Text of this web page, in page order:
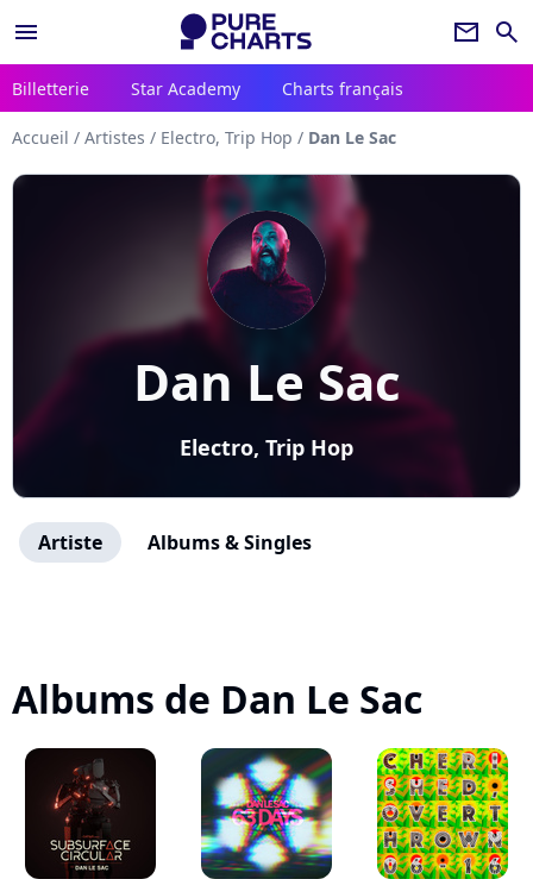
menu newsletter search
Billetterie Star Academy Charts français
Accueil / Artistes / Electro, Trip Hop / Dan Le Sac
Dan Le Sac
Electro, Trip Hop
Artiste Albums & Singles
Albums de Dan Le Sac